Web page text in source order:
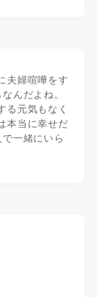
夫婦喧嘩をす
んだよね。
る元気もなく
本当に幸せだ
一緒にいら